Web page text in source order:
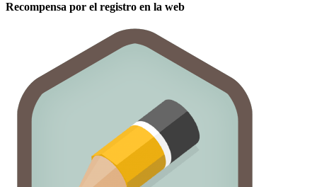
Recompensa por el registro en la web